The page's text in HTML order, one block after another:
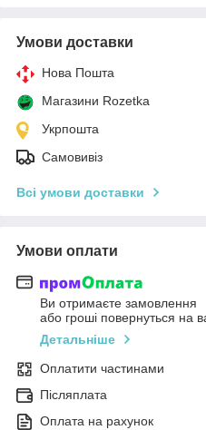
Умови доставки
Нова Пошта
Магазини Rozetka
Укрпошта
Самовивіз
Всі умови доставки
Умови оплати
Ви отримаєте замовлення
або гроші повернуться на
Детальніше
Оплатити частинами
Післяплата
Оплата на рахунок